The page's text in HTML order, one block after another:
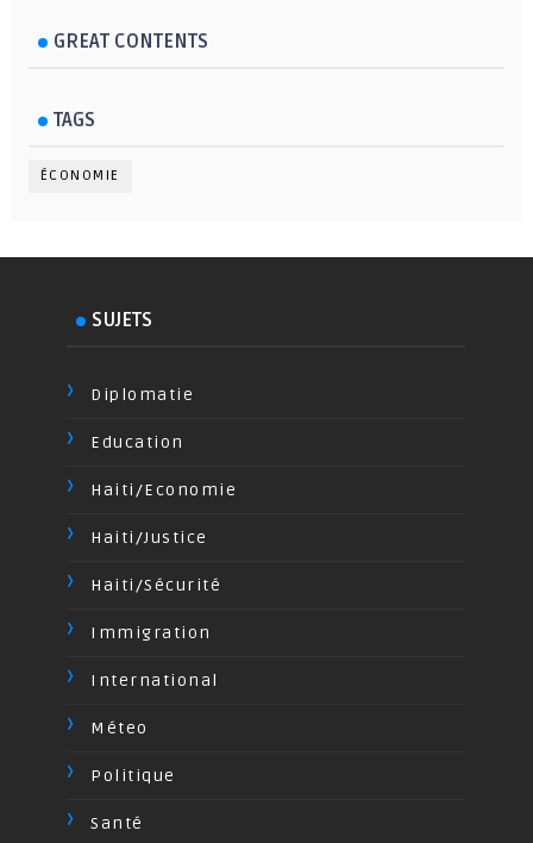
GREAT CONTENTS
TAGS
ÉCONOMIE
SUJETS
Diplomatie
Education
Haiti/Economie
Haiti/Justice
Haiti/Sécurité
Immigration
International
Méteo
Politique
Santé